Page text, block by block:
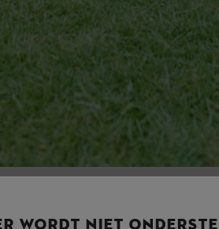
af, bijvoorbeeld met een
STIHL HSA
de bosmaaier of grastrimmer snijdt
vorm
overgang tussen perk en
de grasnerf duidelijk af. Zo ontstaat
van het grasveld, zodat de randen extra
WORDT NIET